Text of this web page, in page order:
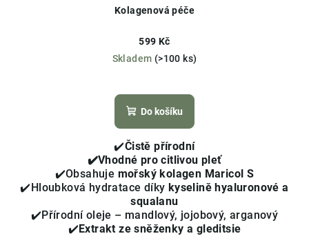
Kolagenová péče
599 Kč
Skladem (>100 ks)
hodnocení
produktu
z
5
hvězdiček.
Do košíku
✔️Čistě přírodní
✔️Vhodné pro citlivou pleť
✔️Obsahuje mořský kolagen Maricol S
✔️Hloubková hydratace díky kyselině hyaluronové a
squalanu
✔️Přírodní oleje – mandlový, jojobový, arganový
✔️Extrakt ze sněženky a gleditsie